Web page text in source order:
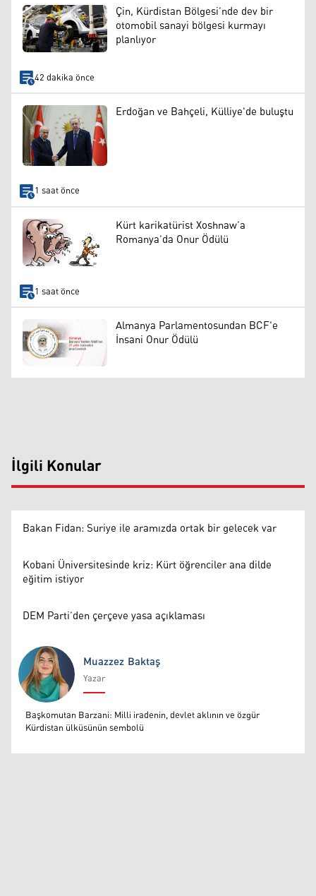
Çin, Kürdistan Bölgesi’nde dev bir
otomobil sanayi bölgesi kurmayı
planlıyor
42 dakika önce
Erdoğan ve Bahçeli, Külliye'de buluştu
1 saat önce
Kürt karikatürist Xoshnaw’a
Romanya’da Onur Ödülü
1 saat önce
Almanya Parlamentosundan BCF'e
İnsani Onur Ödülü
İlgili Konular
Bakan Fidan: Suriye ile aramızda ortak bir gelecek var
Kobani Üniversitesinde kriz: Kürt öğrenciler ana dilde
eğitim istiyor
DEM Parti’den çerçeve yasa açıklaması
Muazzez Baktaş
Muazzez Baktaş
Yazar
Başkomutan Barzani: Milli iradenin, devlet aklının ve özgür
Kürdistan ülküsünün sembolü